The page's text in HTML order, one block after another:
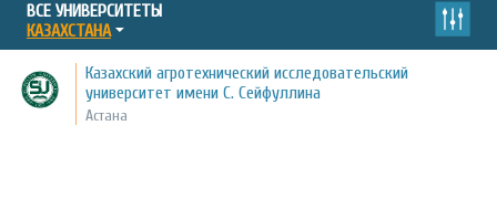
ВСЕ УНИВЕРСИТЕТЫ
КАЗАХСТАНА
Казахский агротехнический исследовательский
университет имени С. Сейфуллина
Астана